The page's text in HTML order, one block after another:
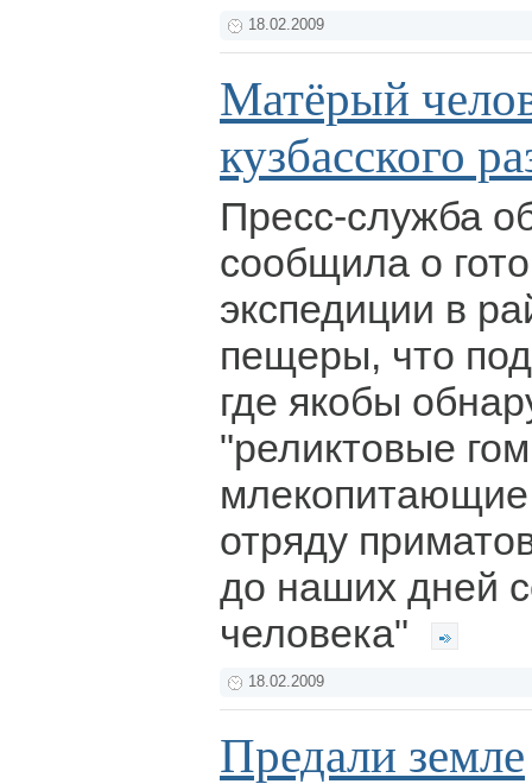
18.02.2009
Матёрый
кузбасского
Пресс-служба
сообщила о
экспедиции в
пещеры, что
где якобы
"реликтовые
отряду
до наших дней
человека"
18.02.2009
Предали земле